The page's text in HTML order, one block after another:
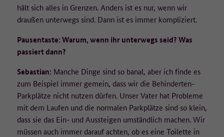
hält sich alles in Grenzen. Anders ist es nur, wenn wir
draußen unterwegs sind. Dann ist es immer kompliziert.
Pausentaste: Warum, wenn ihr unterwegs seid? Was
passiert dann?
Sebastian: Manche Dinge sind so banal, aber ich finde es
zum Beispiel immer gemein, dass wir die Behinderten-
Parkplätze nicht nutzen dürfen. Unser Vater hat Probleme
mit dem Laufen und die normalen Parkplätze sind so klein,
dass sie das Ein- und Aussteigen umständlich machen. Wir
müssen auch immer darauf achten, ob es eine Toilette in
Zweck
Dieser Wert speichert Ihre Consent-
generierte ID, für die historische Speicherung
Webseiten-Betreiber dies eingestellt hat.
• Betriebssystem-Version,
• Browser/Browser-Engines und Browser-Plugins,
• die Website, von der auf die aufgerufene Seite gelangt wurde
(Referrer-Site),
• heruntergeladene PDFs,
• eingegebene Suchbegriffe.
Die IP-Adresse wird nicht vollständig gespeichert, die letzten
beiden Oktette werden zum frühestmöglichen Zeitpunkt
weggelassen/verfremdet (Beispiel: 183.172.xxx.xxx).